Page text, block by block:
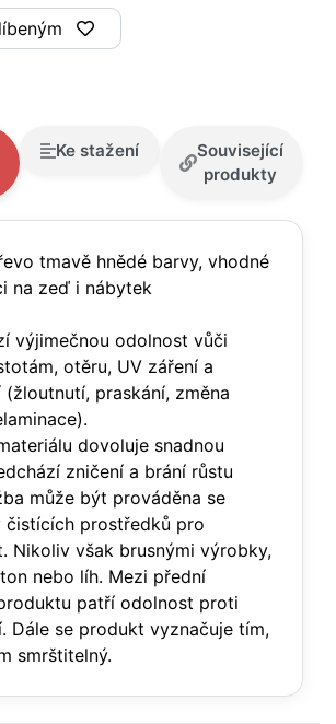
Ke stažení
Související
produkty
tmavě hnědé barvy, vhodné
na zeď i nábytek
výjimečnou odolnost vůči
otěru, UV záření a
praskání, změna
dovoluje snadnou
zničení a brání růstu
může být prováděna se
čistících prostředků pro
Nikoliv však brusnými výrobky,
nebo líh. Mezi přední
patří odolnost proti
Dále se produkt vyznačuje tím,
smrštitelný.